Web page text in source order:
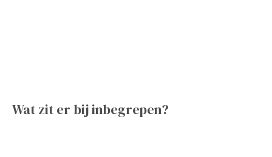
Wat zit er bij inbegrepen?